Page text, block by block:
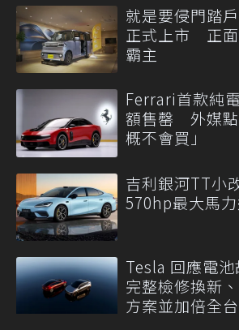
就是要侵門踏
正式上市 正
霸主
Ferrari首款純
額售罄 外媒點
概不會買」
吉利銀河TT小
570hp最大馬
Tesla 回應電
完整檢修換新
方案並加倍全